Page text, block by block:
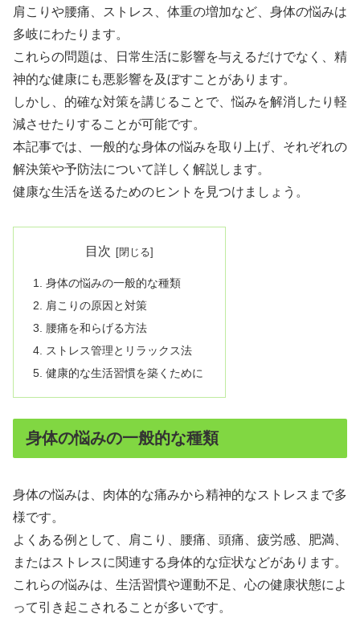
肩こりや腰痛、ストレス、体重の増加など、身体の悩みは
多岐にわたります。
これらの問題は、日常生活に影響を与えるだけでなく、精
神的な健康にも悪影響を及ぼすことがあります。
しかし、的確な対策を講じることで、悩みを解消したり軽
減させたりすることが可能です。
本記事では、一般的な身体の悩みを取り上げ、それぞれの
解決策や予防法について詳しく解説します。
健康な生活を送るためのヒントを見つけましょう。
目次
身体の悩みの一般的な種類
肩こりの原因と対策
腰痛を和らげる方法
ストレス管理とリラックス法
健康的な生活習慣を築くために
身体の悩みの一般的な種類
身体の悩みは、肉体的な痛みから精神的なストレスまで多
様です。
よくある例として、肩こり、腰痛、頭痛、疲労感、肥満、
またはストレスに関連する身体的な症状などがあります。
これらの悩みは、生活習慣や運動不足、心の健康状態によ
って引き起こされることが多いです。